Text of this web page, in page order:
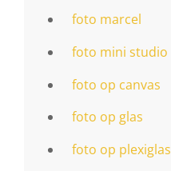
foto marcel
foto mini studio
foto op canvas
foto op glas
foto op plexiglas